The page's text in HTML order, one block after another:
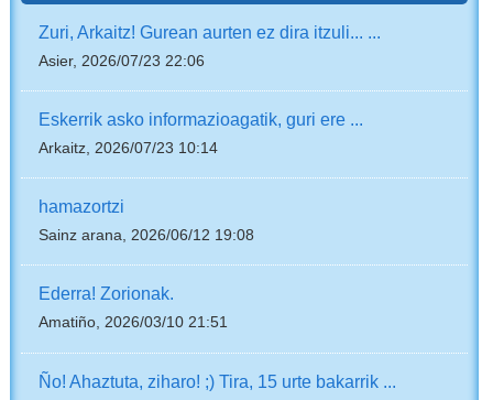
Zuri, Arkaitz! Gurean aurten ez dira itzuli... ...
Asier, 2026/07/23 22:06
Eskerrik asko informazioagatik, guri ere ...
Arkaitz, 2026/07/23 10:14
hamazortzi
Sainz arana, 2026/06/12 19:08
Ederra! Zorionak.
Amatiño, 2026/03/10 21:51
Ño! Ahaztuta, ziharo! ;) Tira, 15 urte bakarrik ...